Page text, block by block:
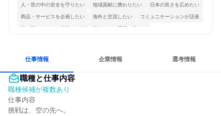
人・世の中の安全を守りたい 地域貢献に携わりたい 日本の良さを広めたい
商品・サービスを企画したい 海外と交流したい コミュニケーションが活発
常に新しいものに挑戦 女性が働きやすい環境で働ける
仕事情報 企業情報 選考情報
職種と仕事内容
職種候補が複数あり
仕事内容
挑戦は、空の先へ。